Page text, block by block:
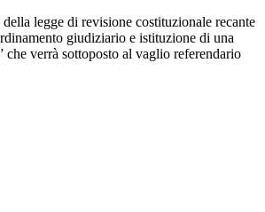
legge di revisione costituzionale recante
giudiziario e istituzione di una
che verrà sottoposto al vaglio referendario